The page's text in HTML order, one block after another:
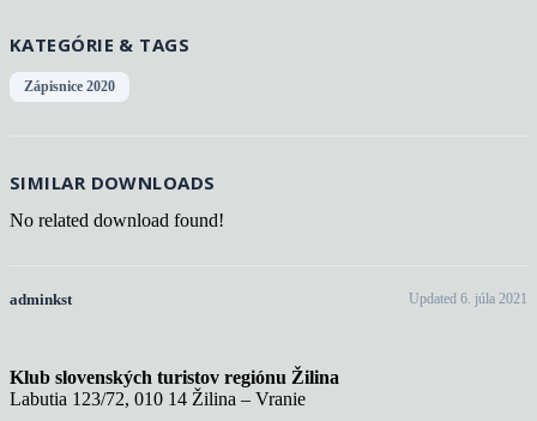
KATEGÓRIE & TAGS
Zápisnice 2020
SIMILAR DOWNLOADS
No related download found!
adminkst Updated 6. júla 2021
Klub slovenských turistov regiónu Žilina
Labutia 123/72, 010 14 Žilina – Vranie